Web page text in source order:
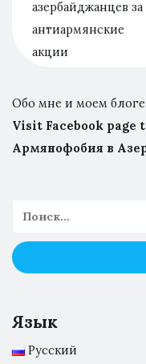
азербайджанцев за
антиармянские
акции
Обо мне и моем блоге
Visit Facebook page
Армянофобия в
Язык
Русский